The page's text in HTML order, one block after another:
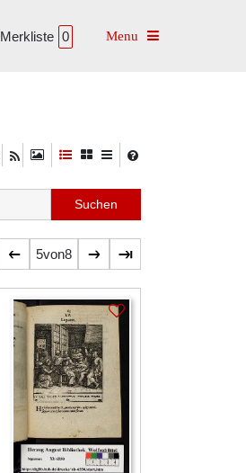
Merkliste 0 Toggle navigation
5von8